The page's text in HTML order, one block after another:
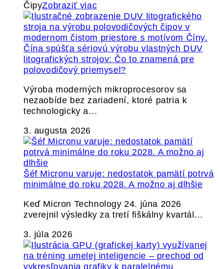
ČipyZobraziť viac
Čína spúšťa sériovú výrobu vlastných DUV
litografických strojov: Čo to znamená pre
polovodičový priemysel?
Výroba moderných mikroprocesorov sa
nezaobíde bez zariadení, ktoré patria k
technologicky a…
3. augusta 2026
Šéf Micronu varuje: nedostatok pamätí potrvá
minimálne do roku 2028. A možno aj dlhšie
Keď Micron Technology 24. júna 2026
zverejnil výsledky za tretí fiškálny kvartál…
3. júla 2026